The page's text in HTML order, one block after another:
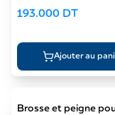
193.000 DT
Ajouter au
Brosse et peigne